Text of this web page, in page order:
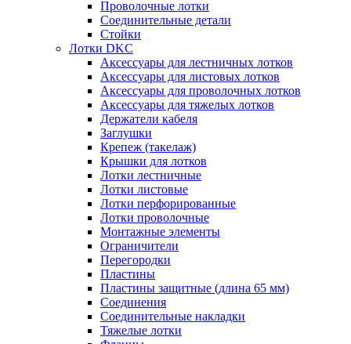
Проволочные лотки
Соединительные детали
Стойки
Лотки DKC
Аксессуары для лестничных лотков
Аксессуары для листовых лотков
Аксессуары для проволочных лотков
Аксессуары для тяжелых лотков
Держатели кабеля
Заглушки
Крепеж (такелаж)
Крышки для лотков
Лотки лестничные
Лотки листовые
Лотки перфорированные
Лотки проволочные
Монтажные элементы
Ограничители
Перегородки
Пластины
Пластины защитные (длина 65 мм)
Соединения
Соединительные накладки
Тяжелые лотки